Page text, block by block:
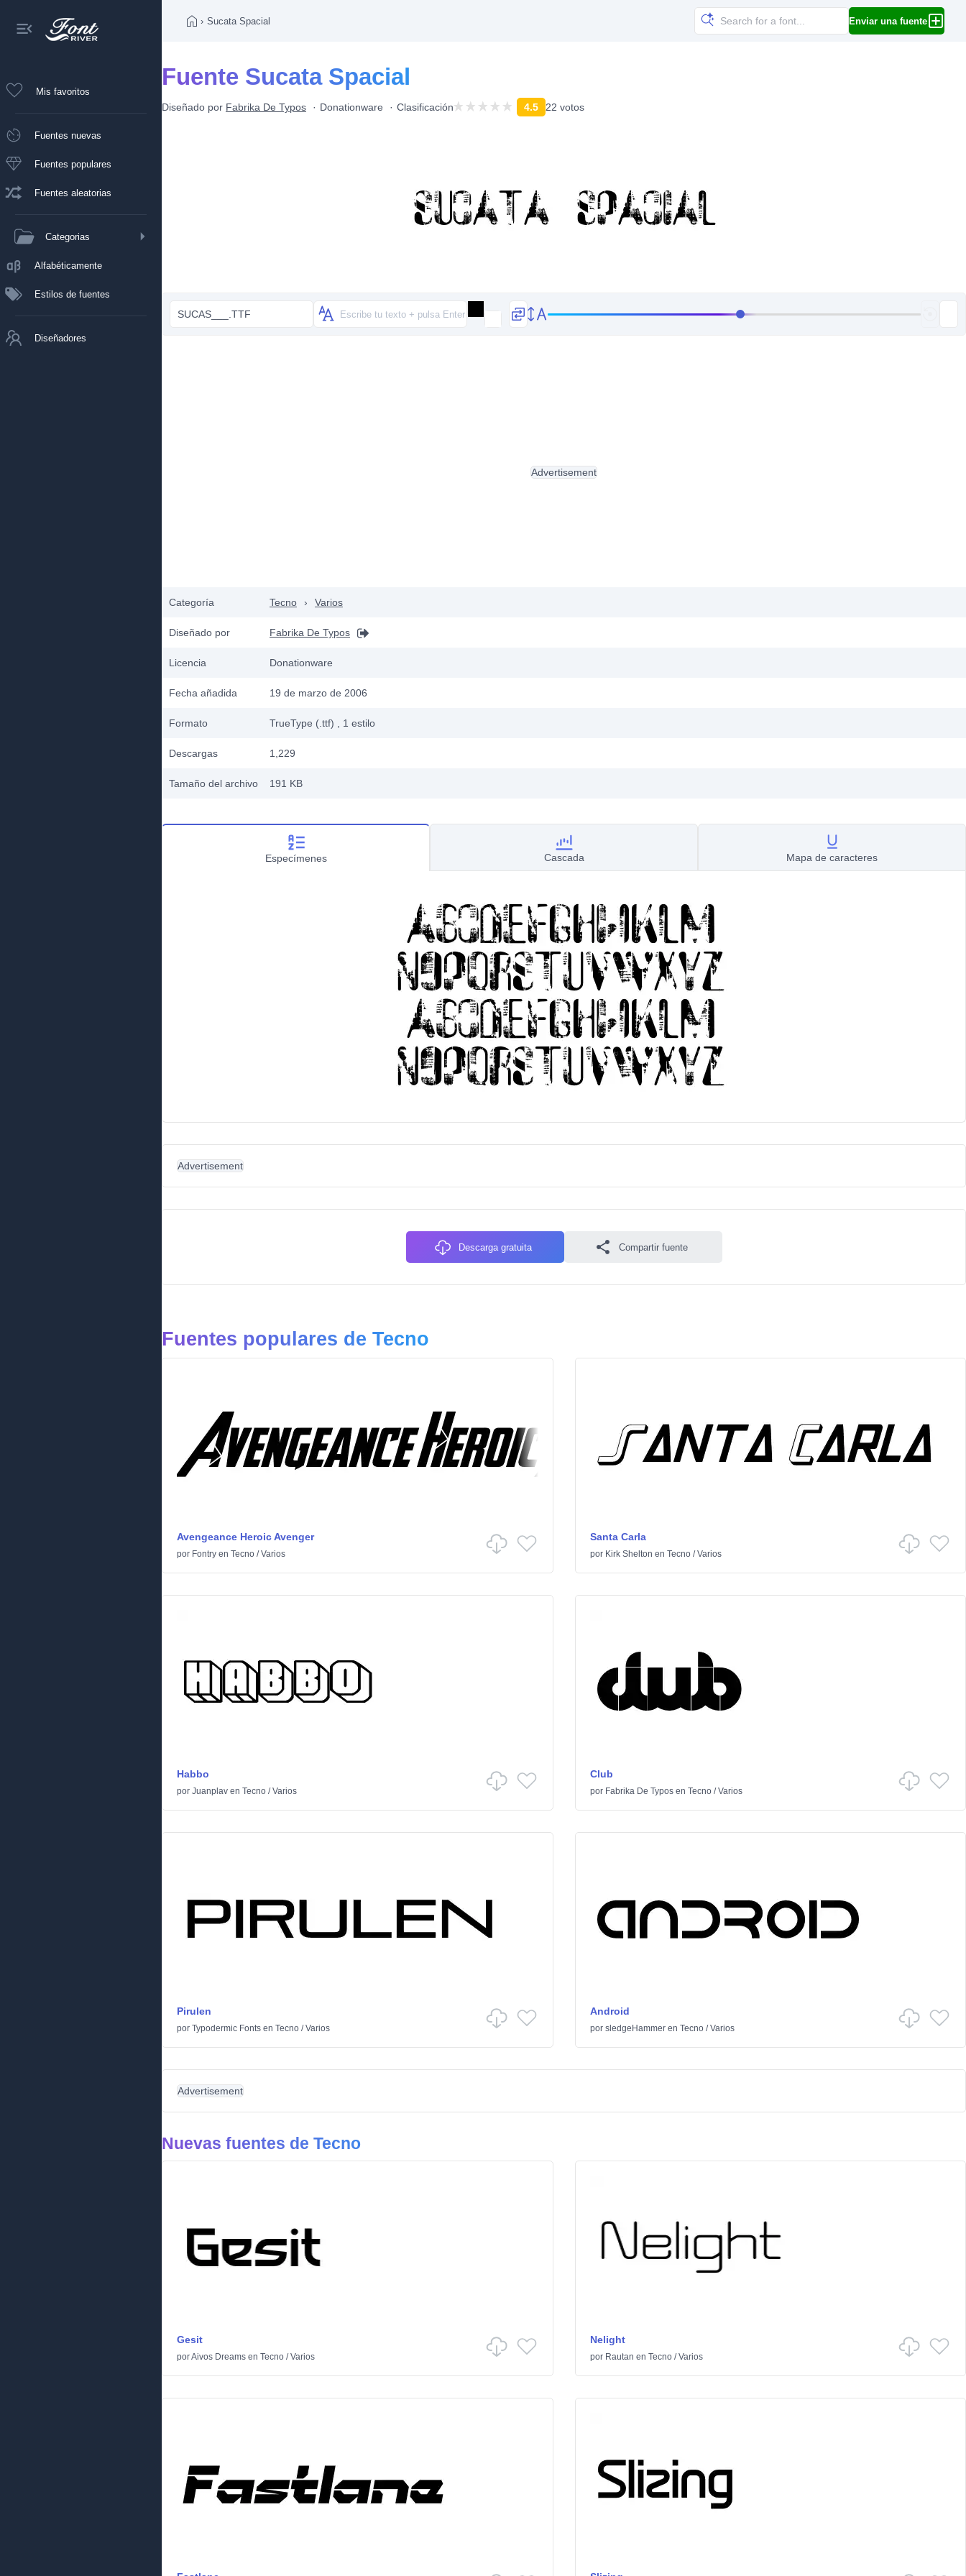
Mis favoritos
Fuentes nuevas
Fuentes populares
Fuentes aleatorias
Categorias
Alfabéticamente
Estilos de fuentes
Diseñadores
› Sucata Spacial Enviar una fuente
Fuente Sucata Spacial
Diseñado por Fabrika De Typos Donationware Clasificación 4.5 22 votos
SUCAS___.TTF
Categoría Tecno › Varios
Diseñado por Fabrika De Typos
Licencia Donationware
Fecha añadida 19 de marzo de 2006
Formato TrueType (.ttf) , 1 estilo
Descargas 1,229
Tamaño del archivo 191 KB
Advertisement
Especímenes Cascada Mapa de caracteres
Advertisement
Descarga gratuita Compartir fuente
Fuentes populares de Tecno
Avengeance Heroic Avenger
por Fontry en Tecno /Varios
Santa Carla
por Kirk Shelton en Tecno/Varios
Habbo
por Juanplav en Tecno /Varios
Club
por Fabrika De Typosen Tecno/Varios
Pirulen
por Typodermic Fonts en Tecno /Varios
Android
por sledgeHammeren Tecno/Varios
Advertisement
Nuevas fuentes de Tecno
Gesit
porAivos Dreams en Tecno /Varios
Nelight
por Rautan en Tecno/Varios